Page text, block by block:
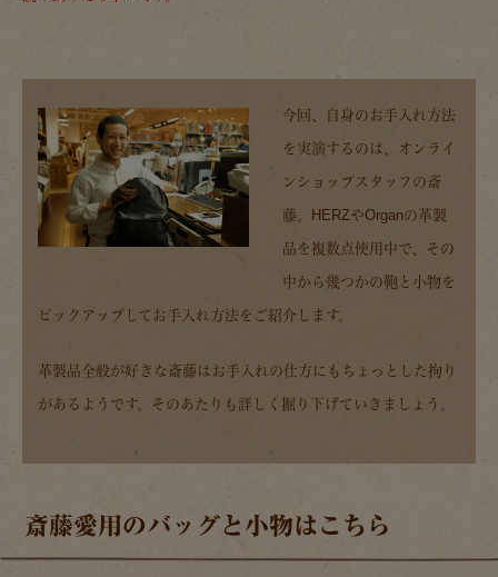
今回、自身のお手入れ方法
を実演するのは、オンライ
ンショップスタッフの斎
藤。HERZやOrganの革製
品を複数点使用中で、その
中から幾つかの鞄と小物を
ピックアップしてお手入れ方法をご紹介します。
革製品全般が好きな斎藤はお手入れの仕方にもちょっとした拘り
があるようです。そのあたりも詳しく掘り下げていきましょう。
斎藤愛用のバッグと小物はこちら